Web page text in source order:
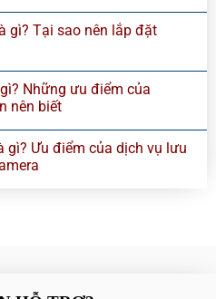
gì? Tại sao nên lắp đặt
Những ưu điểm của
nên biết
gì? Ưu điểm của dịch vụ lưu